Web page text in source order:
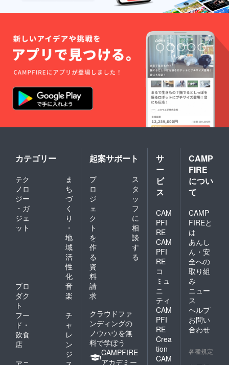
カテゴリー
テク
ノロ
ジー
・ガ
ジェ
ット
ま
ち
づ
く
り
・
地
域
活
性
化
プロ
ダク
ト
音
楽
フー
ド・
飲食
店
チ
ャ
レ
ン
ジ
起案サポート
プ
ロ
ジ
ェ
ク
ト
を
作
る
ス
タ
ッ
フ
に
相
談
す
る
資
料
請
求
クラウドファ
ンディングの
ノウハウを無
料で学ぼう
CAMPFIRE
アカデミー
サ
ー
ビ
ス
CAM
PFI
RE
CAM
PFI
RE
コ
ミュ
ニ
ティ
CAM
PFI
RE
Crea
tion
CAM
CAMP
FIRE
につい
て
CAMP
FIREと
は
あんし
ん・安
全への
取り組
み
ニュー
ス
ヘルプ
お問い
合わせ
各種規定